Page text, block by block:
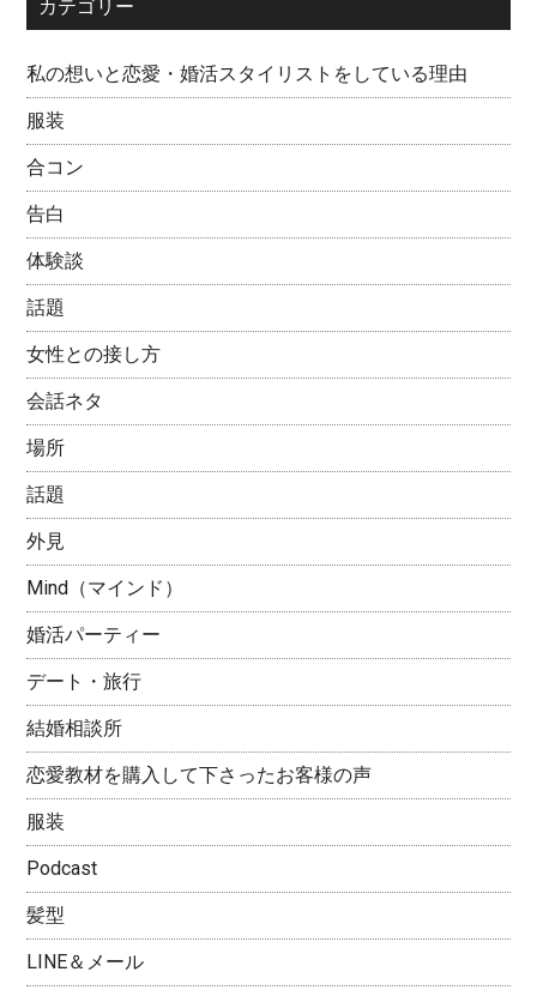
カテゴリー
私の想いと恋愛・婚活スタイリストをしている理由
服装
合コン
告白
体験談
話題
女性との接し方
会話ネタ
場所
話題
外見
Mind（マインド）
婚活パーティー
デート・旅行
結婚相談所
恋愛教材を購入して下さったお客様の声
服装
Podcast
髪型
LINE＆メール